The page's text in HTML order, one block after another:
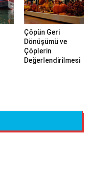
Çöpün Geri
Dönüşümü ve
Çöplerin
Değerlendirilmesi